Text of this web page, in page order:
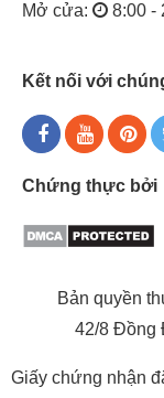
Mở cửa:
8:00 -
Kết nối với
Chứng thực bởi
Bản quyền
42/8 Đồng
Giấy chứng nhận